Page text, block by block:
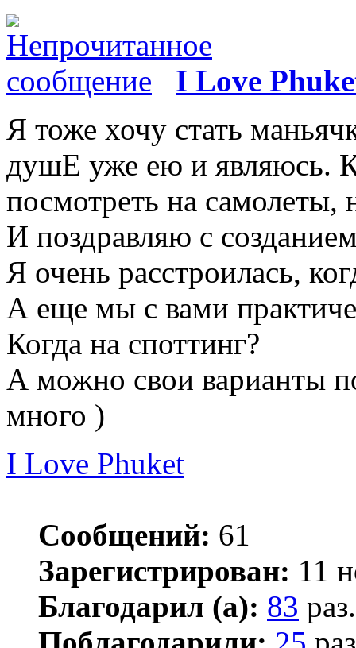
I Love
Я тоже хочу стать
душЕ уже ею и являюсь.
посмотреть на самолеты,
И поздравляю с
Я очень расстроилась,
А еще мы с вами
Когда на споттинг?
А можно свои варианты
много )
I Love Phuket
Сообщений: 61
Зарегистрирован: 11
Благодарил (а): 83 раз.